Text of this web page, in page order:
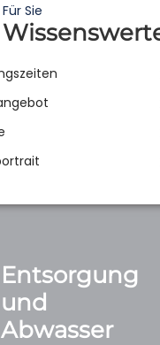
Für Sie
Entsorgung
und
Abwasser